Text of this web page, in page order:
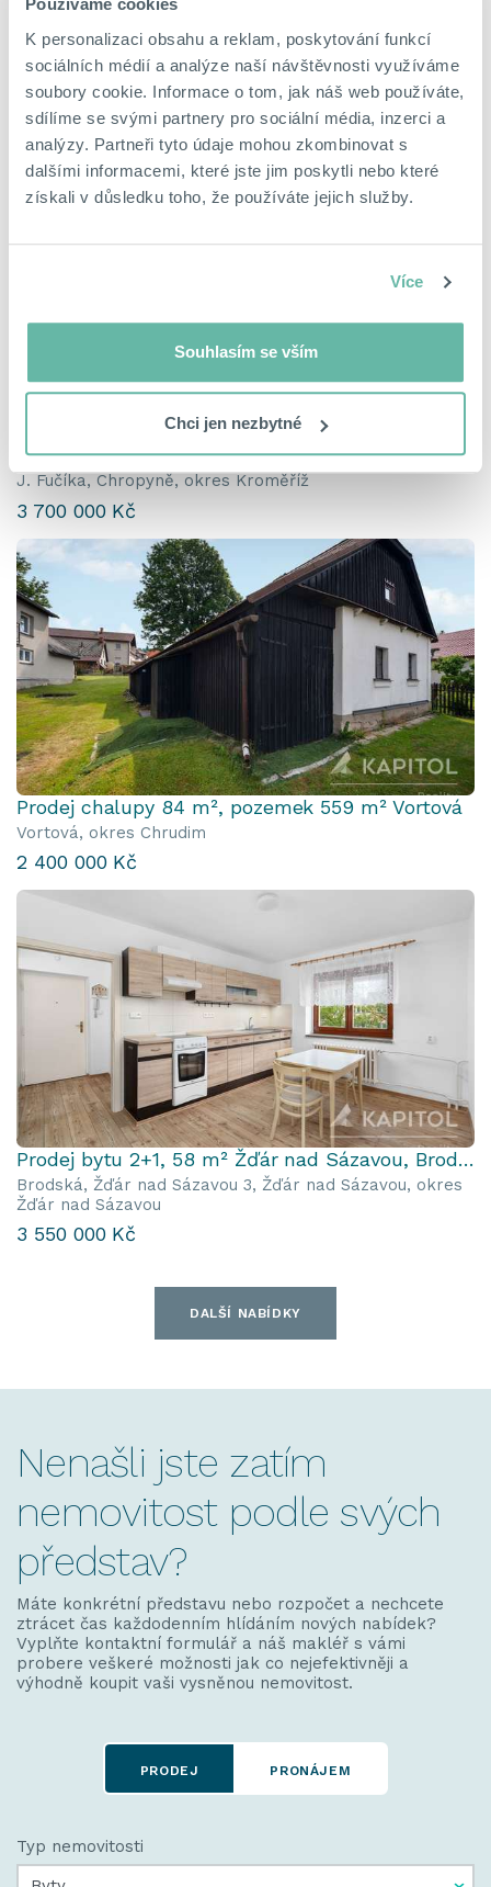
Používáme cookies
K personalizaci obsahu a reklam, poskytování funkcí
sociálních médií a analýze naší návštěvnosti využíváme
soubory cookie. Informace o tom, jak náš web používáte,
sdílíme se svými partnery pro sociální média, inzerci a
analýzy. Partneři tyto údaje mohou zkombinovat s
dalšími informacemi, které jste jim poskytli nebo které
získali v důsledku toho, že používáte jejich služby.
Více
Souhlasím se vším
Chci jen nezbytné
Moderní byt 1+1 po rekonstrukci s možností okamžitého nastěhování – Teplice, ul. Fügnerova
Fügnerova, Trnovany, Teplice, okres Teplice
1 850 000 Kč
prodej bytové jednotky 2+1 Chropyně
J. Fučíka, Chropyně, okres Kroměříž
3 700 000 Kč
Prodej chalupy 84 m², pozemek 559 m² Vortová
Vortová, okres Chrudim
2 400 000 Kč
Prodej bytu 2+1, 58 m² Žďár nad Sázavou, Brodská
Brodská, Žďár nad Sázavou 3, Žďár nad Sázavou, okres
Žďár nad Sázavou
3 550 000 Kč
DALŠÍ NABÍDKY
Nenašli jste zatím
nemovitost podle svých
představ?
Máte konkrétní představu nebo rozpočet a nechcete
ztrácet čas každodenním hlídáním nových nabídek?
Vyplňte kontaktní formulář a náš makléř s vámi
probere veškeré možnosti jak co nejefektivněji a
výhodně koupit vaši vysněnou nemovitost.
PRODEJ PRONÁJEM
Typ nemovitosti